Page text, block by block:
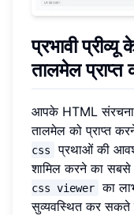
प्रभावी
तालमेल प्राप्त
आपके HTML
तालमेल को प्राप्त
css
प्रथाओं की
शामिल करने का
css viewer का
सुव्यवस्थित कर सकते